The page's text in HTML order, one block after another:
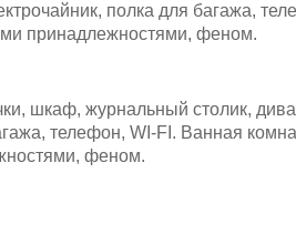
полка для багажа,
принадлежностями, феном.
шкаф, журнальный столик,
телефон, WI-FI. Ванная
феном.